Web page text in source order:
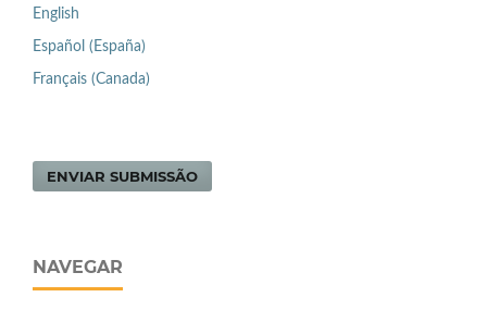
English
Español (España)
Français (Canada)
ENVIAR SUBMISSÃO
NAVEGAR